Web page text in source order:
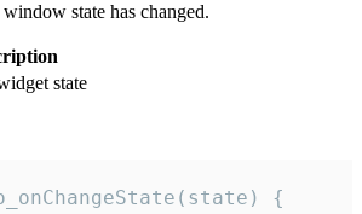
state has changed.
state
{